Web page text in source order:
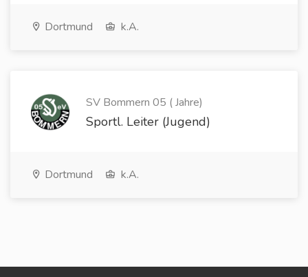
Dortmund k.A.
SV Bommern 05 ( Jahre)
Sportl. Leiter (Jugend)
Dortmund k.A.